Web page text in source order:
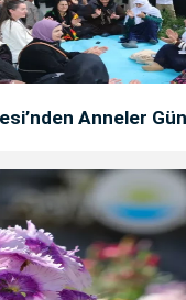
Anneler